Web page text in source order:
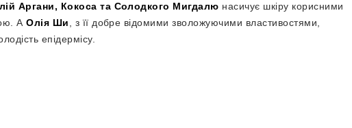
Аргани, Кокоса та Солодкого Мигдалю насичує шкіру корисними
АОлія Ши , з її добре відомими зволожуючими властивостями,
епідермісу.